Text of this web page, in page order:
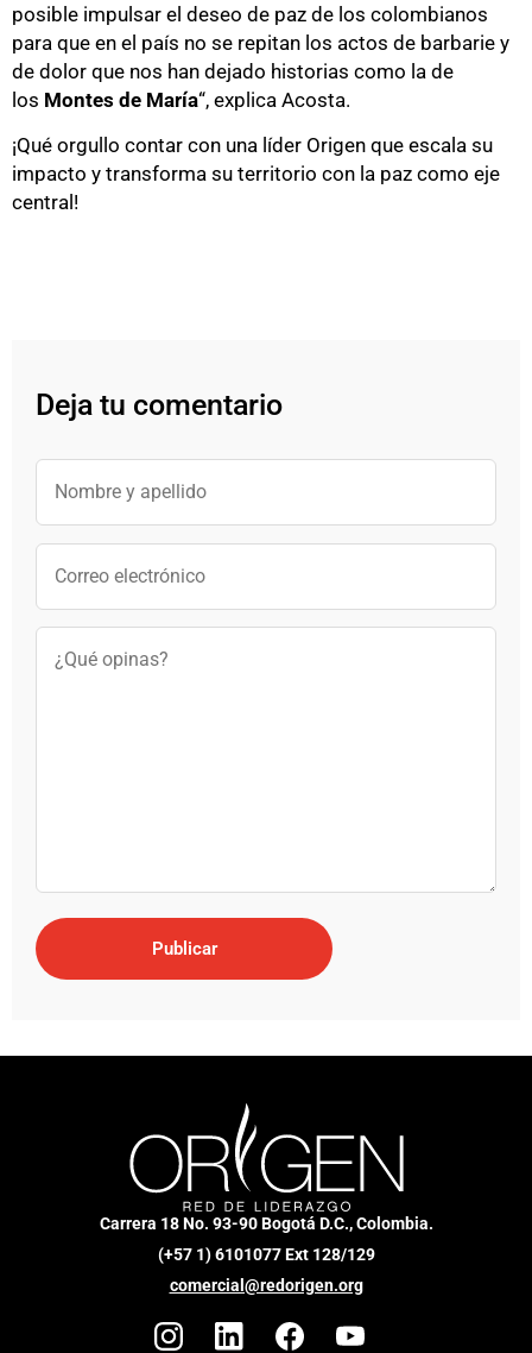
posible impulsar el deseo de paz de los colombianos
para que en el país no se repitan los actos de barbarie y
de dolor que nos han dejado historias como la de
los Montes de María“, explica Acosta.
¡Qué orgullo contar con una líder Origen que escala su
impacto y transforma su territorio con la paz como eje
central!
Deja tu comentario
Carrera 18 No. 93-90 Bogotá D.C., Colombia.
(+57 1) 6101077 Ext 128/129
comercial@redorigen.org